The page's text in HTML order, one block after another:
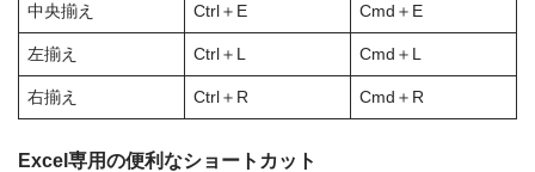
中央揃え Ctrl＋E Cmd＋E
左揃え Ctrl＋L Cmd＋L
右揃え Ctrl＋R Cmd＋R
Excel専用の便利なショートカット